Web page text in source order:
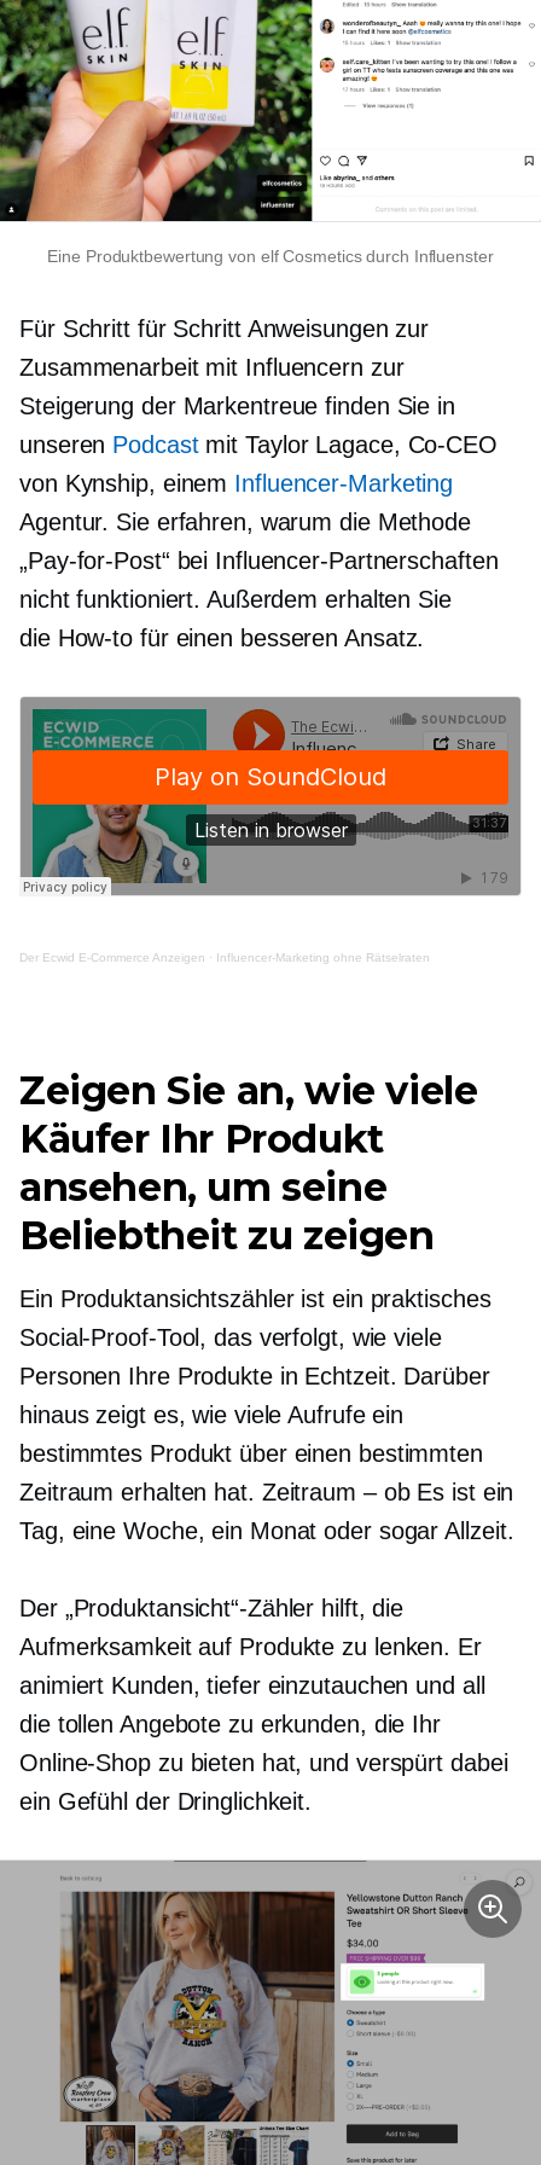
Eine Produktbewertung von elf Cosmetics durch Influenster
Für Schritt für SchrittAnweisungen zur
Zusammenarbeit mit Influencern zur
Steigerung der Markentreue finden Sie in
unseren Podcastmit Taylor Lagace, Co-CEO
von Kynship, einem Influencer-Marketing
Agentur. Sie erfahren, warum die Methode
„Pay-for-Post“ bei Influencer-Partnerschaften
nicht funktioniert. Außerdem erhalten Sie
die How-to für einen besseren Ansatz.
Der Ecwid E-Commerce Anzeigen · Influencer-Marketing ohne Rätselraten
Zeigen Sie an, wie viele
Käufer Ihr Produkt
ansehen, um seine
Beliebtheit zu zeigen
Ein Produktansichtszähler ist ein praktisches
Social-Proof-Tool, das verfolgt, wie viele
Personen Ihre Produkte in Echtzeit. Darüber
hinaus zeigt es, wie viele Aufrufe ein
bestimmtes Produkt über einen bestimmten
Zeitraum erhalten hat. Zeitraum – obEs ist ein
Tag, eine Woche, ein Monat oder sogarAllzeit.
Der „Produktansicht“-Zähler hilft, die
Aufmerksamkeit auf Produkte zu lenken. Er
animiert Kunden, tiefer einzutauchen und all
die tollen Angebote zu erkunden, die Ihr
Online-Shop zu bieten hat, und verspürt dabei
ein Gefühl der Dringlichkeit.